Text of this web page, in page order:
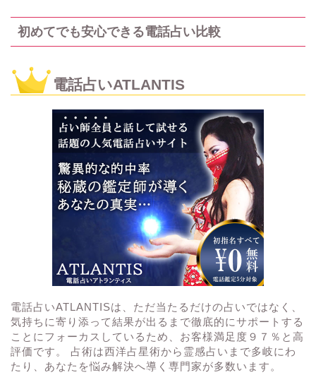
初めてでも安心できる電話占い比較
電話占いATLANTIS
電話占いATLANTISは、ただ当たるだけの占いではなく、
気持ちに寄り添って結果が出るまで徹底的にサポートする
ことにフォーカスしているため、お客様満足度９７％と高
評価です。 占術は西洋占星術から霊感占いまで多岐にわ
たり、あなたを悩み解決へ導く専門家が多数います。